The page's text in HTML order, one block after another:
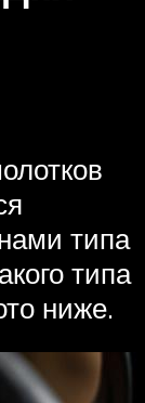
типа
типа
ниже.